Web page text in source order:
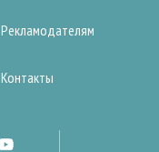
Рекламодателям
Контакты